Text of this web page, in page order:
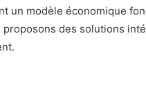
un modèle économique
des solutions